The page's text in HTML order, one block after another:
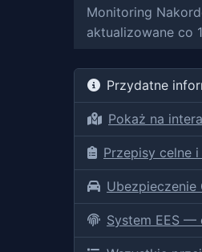
Monitoring
aktualizowane co
Przydatne
Pokaż na
Przepisy celne
System EES